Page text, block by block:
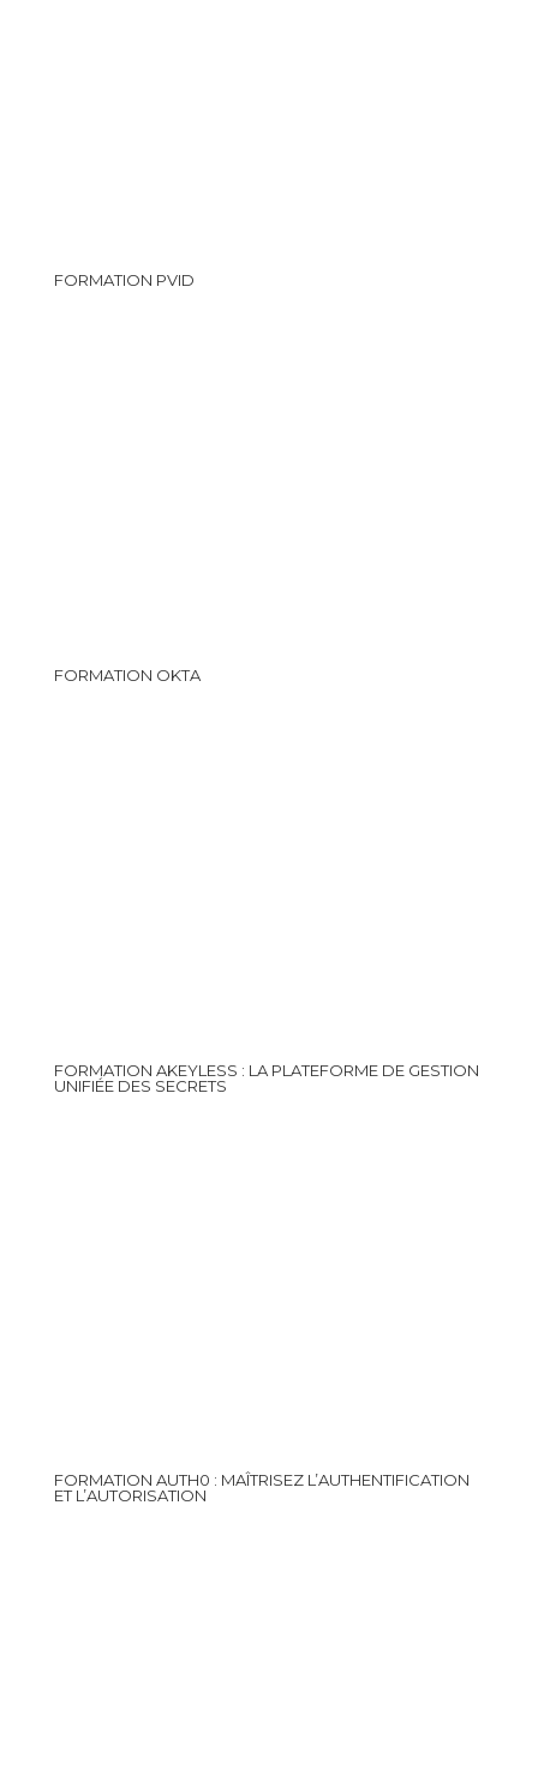
FORMATION PVID
FORMATION OKTA
FORMATION AKEYLESS : LA PLATEFORME DE GESTION
UNIFIÉE DES SECRETS
FORMATION AUTH0 : MAÎTRISEZ L’AUTHENTIFICATION
ET L’AUTORISATION